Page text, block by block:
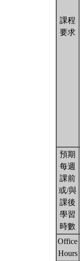
課程
要求
預期
每週
課前
或/與
課後
學習
時數
Office
Hours